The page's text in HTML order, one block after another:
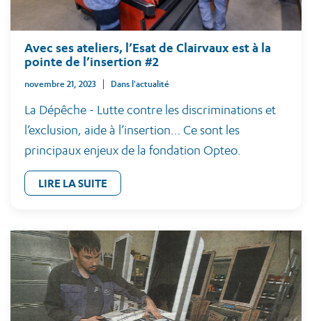
Avec ses ateliers, l’Esat de Clairvaux est à la
pointe de l’insertion #2
novembre 21, 2023 Dans l'actualité
La Dépêche - Lutte contre les discriminations et
l’exclusion, aide à l’insertion… Ce sont les
principaux enjeux de la fondation Opteo.
LIRE LA SUITE